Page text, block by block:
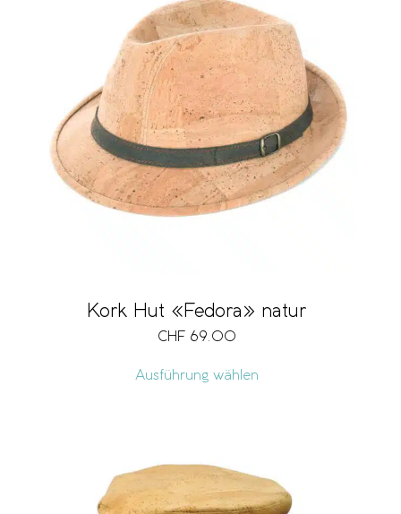
Kork Hut «Fedora» natur
CHF 69.00
Ausführung wählen